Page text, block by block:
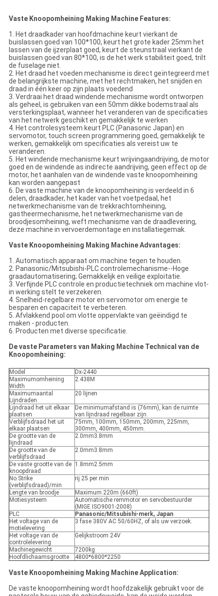
Vaste Knoopomheining Making Machine Features:
1. Het draadkader van hoofdmachine keurt vierkant de
buislassen goed van 100*100, keurt het grote kader 25mm het
lassen van de ijzerplaat goed, keurt de steunstraal vierkant de
buislassen goed van 80*100, is de het werk stabiliteit goed, trilt
de fuselage niet.
2. Het draad het voeden mechanisme is direct geïntegreerd met
de belangrijkste machine, met het rechtmaken, het snijden en
draad in één keer op zijn plaats voedend
3. Verdraai het draad windende mechanisme wordt ontworpen
als geheel, is gebruiken van een 50mm dikke bodemstraal als
versterkingsplaat, wanneer het veranderen van de specificaties
van het netwerk geschikt en gemakkelijk te werken
4. Het controlesysteem keurt PLC (Panasonic Japan) en
servomotor, touch screen programmering goed, gemakkelijk te
werken, gemakkelijk om specificaties als vereist uw te
veranderen.
5. Het windende mechanisme keurt wrijvingaandrijving, de motor
goed en de windende as indirecte aandrijving, geen effect op de
motor, het aanhalen van de windende vaste knoopomheining
kan worden aangepast
6. De vaste machine van de knoopomheining is verdeeld in 6
delen, draadkader, het kader van het voetpedaal, het
netwerkmechanisme van de trekkrachtomheining,
gastheermechanisme, het netwerkmechanisme van de
broodjesomheining, weft mechanisme van de draadlevering,
deze machine in vervoerdemontage en installatiegemak.
Vaste Knoopomheining Making Machine Advantages:
1. Automatisch apparaat om machine tegen te houden.
2. Panasonic/Mitsubishi-PLC controlemechanisme--Hoge
graadautomatisering; Gemakkelijk en veilige exploitatie.
3. Verfijnde PLC controle en productietechniek om machine vlot-
in werking stelt te verzekeren.
4. Snelheid-regelbare motor en servomotor om energie te
besparen en capaciteit te verbeteren.
5. Afvlakkend pool om vlotte oppervlakte van geëindigd te
maken - producten.
6. Producten met diverse specificatie.
De vaste Parameters van Making Machine Technical van de
Knoopomheining:
Model
Dx-2440
Maximumomheining
Width
2.438M
Maximumaantal
Lijndraden
20 lijnen
Lijndraad het uit elkaar
plaatsen
De minimumafstand is (76mm), kan de ruimte
van lijndraad regelbaar zijn.
Verblijfsdraad het uit
elkaar plaatsen
75mm, 100mm, 150mm, 200mm, 225mm,
300mm, 400mm, 450mm.
De grootte van de
lijndraad
2.0mm3.8mm
De grootte van de
verblijfsdraad
2.0mm3.8mm
De vaste grootte van de
knoopdraad
1.8mm2.5mm
No.Strike
(verblijfsdraad)/min
rij 25 per min
Lengte van broodje
Maximum 220m (660ft)
Motiesysteem
Automatische remmotor en servobestuurder
(MIGE ISO9001-2008)
PLC
Panasonic/Mitsubishi-merk, Japan
Het voltage van de
motielevering
3 fase 380V AC 50/60HZ, of als uw verzoek.
Het voltage van de
controlelevering
Gelijkstroom 24V
Machinegewicht
7200kg
Hoofdlichaamsgrootte
4800*6800*2250
Vaste Knoopomheining Making Machine Application:
De vaste knoopomheining wordt hoofdzakelijk gebruikt voor de